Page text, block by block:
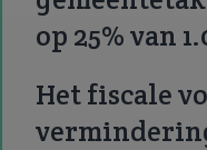
op 25% van
Het fiscale